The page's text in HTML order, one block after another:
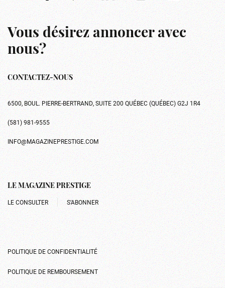
Vous désirez annoncer avec
nous?
CONTACTEZ-NOUS
6500, BOUL. PIERRE-BERTRAND, SUITE 200 QUÉBEC (QUÉBEC) G2J 1R4
(581) 981-9555
INFO@MAGAZINEPRESTIGE.COM
LE MAGAZINE PRESTIGE
LE CONSULTER S’ABONNER
POLITIQUE DE CONFIDENTIALITÉ
POLITIQUE DE REMBOURSEMENT